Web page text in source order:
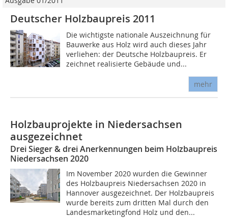
Deutscher Holzbaupreis 2011
Die wichtigste nationale Auszeichnung für
Bauwerke aus Holz wird auch dieses Jahr
verliehen: der Deutsche Holzbaupreis. Er
zeichnet realisierte Gebäude und...
mehr
Holzbauprojekte in Niedersachsen
ausgezeichnet
Drei Sieger & drei Anerkennungen beim Holzbaupreis
Niedersachsen 2020
Im November 2020 wurden die Gewinner
des Holzbaupreis Niedersachsen 2020 in
Hannover ausgezeichnet. Der Holzbaupreis
wurde bereits zum dritten Mal durch den
Landesmarketingfond Holz und den...